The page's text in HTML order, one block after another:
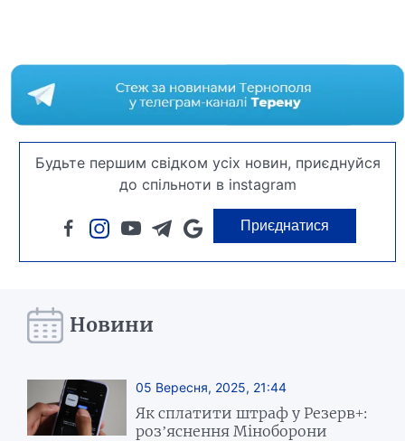
Будьте першим свідком усіх новин, приєднуйся
до спільноти в instagram
Приєднатися
Новини
05 Вересня, 2025, 21:44
Як сплатити штраф у Резерв+:
роз’яснення Міноборони